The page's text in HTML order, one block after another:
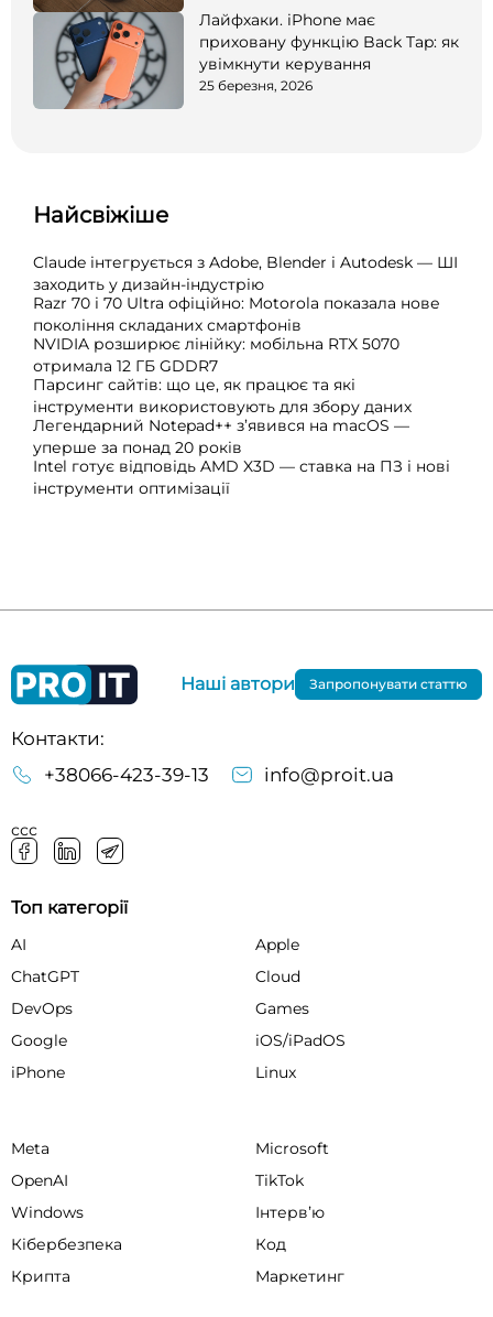
Лайфхаки. iPhone має
приховану функцію Back Tap: як
увімкнути керування
25 березня, 2026
Найсвіжіше
Claude інтегрується з Adobe, Blender і Autodesk — ШІ
заходить у дизайн-індустрію
Razr 70 і 70 Ultra офіційно: Motorola показала нове
покоління складаних смартфонів
NVIDIA розширює лінійку: мобільна RTX 5070
отримала 12 ГБ GDDR7
Парсинг сайтів: що це, як працює та які
інструменти використовують для збору даних
Легендарний Notepad++ з’явився на macOS —
уперше за понад 20 років
Intel готує відповідь AMD X3D — ставка на ПЗ і нові
інструменти оптимізації
Контакти:
+38066-423-39-13
info@proit.ua
ссс
Наші автори Запропонувати статтю
Топ категорії
AI
Apple
ChatGPT
Cloud
DevOps
Games
Google
iOS/iPadOS
iPhone
Linux
Meta
Microsoft
OpenAI
TikTok
Windows
Інтервʼю
Кібербезпека
Код
Крипта
Маркетинг